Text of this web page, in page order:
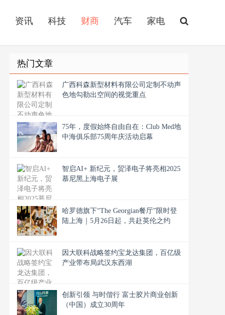
资讯 科技 财商 汽车 家电
热门文章
广西科森新型材料有限公司定制不动声
色地勾勒出空间的视觉重点
75年，度假始终自由自在：Club Med地
中海俱乐部75周年庆活动启幕
智启AI+ 新纪元，贸泽电子将亮相2025
慕尼黑上海电子展
哈罗德旗下“The Georgian餐厅”限时登
陆上海｜5月26日起，共赴英伦之约
因大联科战略签约宝龙达集团，百亿级
产业带布局武汉东西湖
创新引领 与时偕行 富士胶片商业创新
（中国）成立30周年